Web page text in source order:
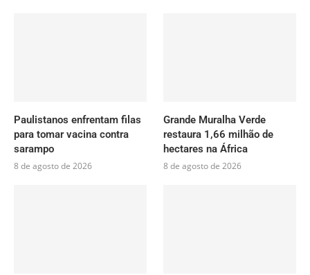
Paulistanos enfrentam filas
para tomar vacina contra
sarampo
8 de agosto de 2026
Grande Muralha Verde
restaura 1,66 milhão de
hectares na África
8 de agosto de 2026